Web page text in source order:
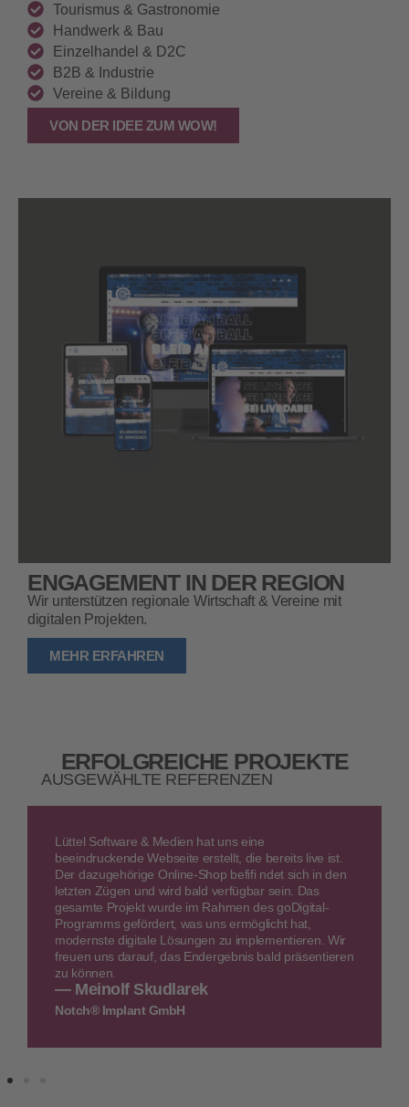
Tourismus & Gastronomie
Handwerk & Bau
Einzelhandel & D2C
B2B & Industrie
Vereine & Bildung
VON DER IDEE ZUM WOW!
ENGAGEMENT IN DER REGION
Wir unterstützen regionale Wirtschaft & Vereine mit
digitalen Projekten.
MEHR ERFAHREN
ERFOLGREICHE PROJEKTE
AUSGEWÄHLTE REFERENZEN
Lüttel Software & Medien hat uns eine
beeindruckende Webseite erstellt, die bereits live ist.
Der dazugehörige Online-Shop befifi ndet sich in den
letzten Zügen und wird bald verfügbar sein. Das
gesamte Projekt wurde im Rahmen des goDigital-
Programms gefördert, was uns ermöglicht hat,
modernste digitale Lösungen zu implementieren. Wir
freuen uns darauf, das Endergebnis bald präsentieren
zu können.
— Meinolf Skudlarek
Notch® Implant GmbH